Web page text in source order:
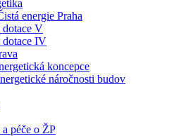
energie Praha
V
IV
koncepce
náročnosti budov
péče o ŽP